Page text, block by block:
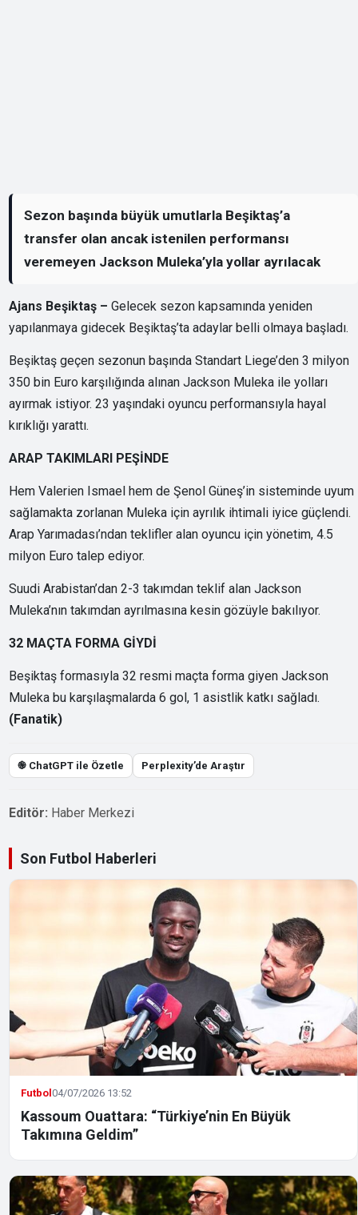
Sezon başında büyük umutlarla Beşiktaş’a
transfer olan ancak istenilen performansı
veremeyen Jackson Muleka’yla yollar ayrılacak
Ajans Beşiktaş –Gelecek sezon kapsamında yeniden
yapılanmaya gidecek Beşiktaş’ta adaylar belli olmaya başladı.
Beşiktaş geçen sezonun başında Standart Liege’den 3 milyon
350 bin Euro karşılığında alınan Jackson Muleka ile yolları
ayırmak istiyor. 23 yaşındaki oyuncu performansıyla hayal
kırıklığı yarattı.
ARAP TAKIMLARI PEŞİNDE
Hem Valerien Ismael hem de Şenol Güneş’in sisteminde uyum
sağlamakta zorlanan Muleka için ayrılık ihtimali iyice güçlendi.
Arap Yarımadası’ndan teklifler alan oyuncu için yönetim, 4.5
milyon Euro talep ediyor.
Suudi Arabistan’dan 2-3 takımdan teklif alan Jackson
Muleka’nın takımdan ayrılmasına kesin gözüyle bakılıyor.
32 MAÇTA FORMA GİYDİ
Beşiktaş formasıyla 32 resmi maçta forma giyen Jackson
Muleka bu karşılaşmalarda 6 gol, 1 asistlik katkı sağladı.
(Fanatik)
֎ ChatGPT ile Özetle Perplexity’de Araştır
Editör: Haber Merkezi
Son Futbol Haberleri
Futbol04/07/2026 13:52
Kassoum Ouattara: “Türkiye’nin En Büyük
Takımına Geldim”